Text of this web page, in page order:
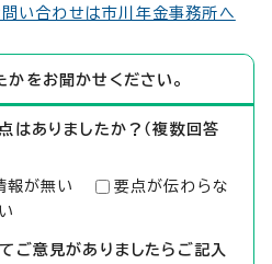
い合わせは市川年金事務所へ
をお聞かせください。
はありましたか？（複数回答
報が無い
要点が伝わらな
ご意見がありましたらご記入